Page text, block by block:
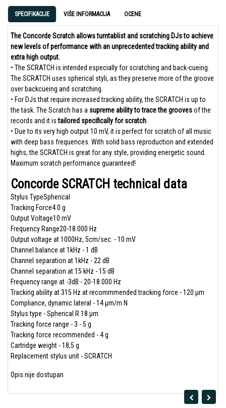
SPECIFIKACIJE VIŠE INFORMACIJA OCENE
The Concorde Scratch allows turntablist and scratching DJs to achieve
new levels of performance with an unprecedented tracking ability and
extra high output.
• The SCRATCH is intended especially for scratching and back-cueing.
The SCRATCH uses spherical styli, as they preserve more of the groove
over backcueing and scratching.
• For DJs that require increased tracking ability, the SCRATCH is up to
the task. The Scratch has a supreme ability to trace the groovesof the
records and it istailored specifically for scratch.
• Due to its very high output 10 mV, it is perfect for scratch of all music
with deep bass frequences. With solid bass reproduction and extended
highs, the SCRATCH is great for any style, providing energetic sound.
Maximum scratch performance guaranteed!
Concorde SCRATCH technical data
Stylus TypeSpherical
Tracking Force4.0 g
Output Voltage10 mV
Frequency Range20-18.000 Hz
Output voltage at 1000Hz, 5cm/sec. - 10 mV
Channel balance at 1kHz - 1 dB
Channel separation at 1kHz - 22 dB
Channel separation at 15 kHz - 15 dB
Frequency range at -3dB - 20-18.000 Hz
Tracking ability at 315 Hz at recommmended tracking force - 120 μm
Compliance, dynamic lateral - 14 μm/m N
Stylus type - Spherical R 18 μm
Tracking force range - 3 - 5 g
Tracking force recommended - 4 g
Cartridge weight - 18,5 g
Replacement stylus unit -SCRATCH
Opis nije dostupan